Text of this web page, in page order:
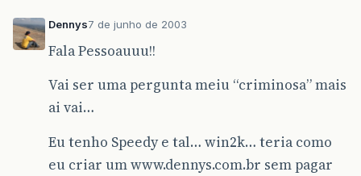
Dennys7 de junho de 2003
Fala Pessoauuu!!
Vai ser uma pergunta meiu “criminosa” mais
ai vai…
Eu tenho Speedy e tal… win2k… teria como
eu criar um www.dennys.com.br sem pagar